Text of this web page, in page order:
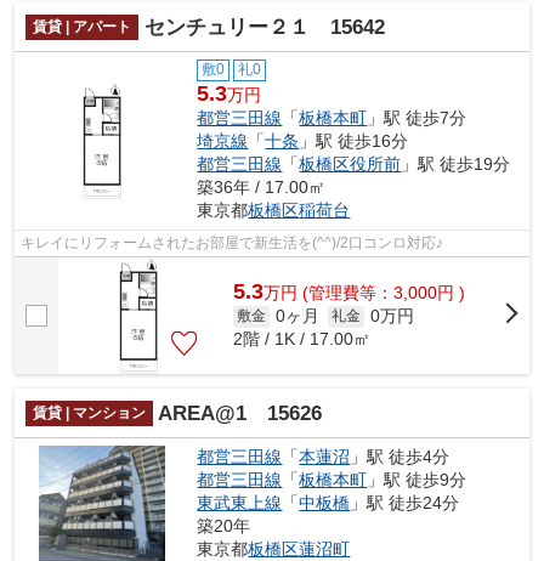
賃貸 | アパート センチュリー２１ 15642
敷0 礼0
5.3万円
都営三田線 「板橋本町 」駅 徒歩7分
埼京線 「十条 」駅 徒歩16分
都営三田線 「板橋区役所前 」駅 徒歩19分
築36年 / 17.00㎡
東京都板橋区稲荷台
キレイにリフォームされたお部屋で新生活を(^^)/2口コンロ対応♪
5.3万円 (管理費等：3,000円 )
敷金 0ヶ月 礼金 0万円
2階 / 1K / 17.00㎡
賃貸 | マンション AREA@1 15626
都営三田線 「本蓮沼 」駅 徒歩4分
都営三田線 「板橋本町 」駅 徒歩9分
東武東上線 「中板橋 」駅 徒歩24分
築20年
東京都板橋区蓮沼町